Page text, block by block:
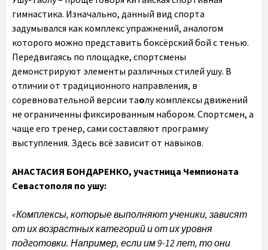
гимнастика. Изначально, данный вид спорта
задумывался как комплекс упражнений, аналогом
которого можно представить боксёрский бой с тенью.
Передвигаясь по площадке, спортсмены
демонстрируют элементы различных стилей ушу. В
отличии от традиционного направления, в
соревновательной версии таолу комплексы движений
не ограниченны фиксированным набором. Спортсмен, а
чаще его тренер, сами составляют программу
выступления. Здесь всё зависит от навыков.
АНАСТАСИЯ БОНДАРЕНКО, участница Чемпионата
Севастополя по ушу:
«Комплексы, которые выполняют ученики, зависят
от их возрастных категорий и от их уровня
подготовки. Например, если им 9-12 лет, то они